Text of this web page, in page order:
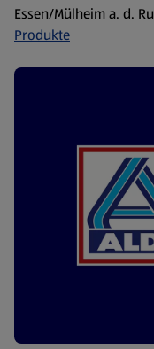
Essen/Mülheim a. d.
Produkte